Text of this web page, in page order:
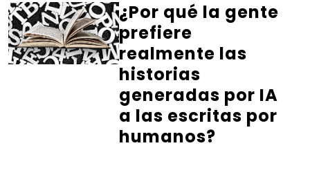
¿Por qué la gente
prefiere
realmente las
historias
generadas por IA
a las escritas por
humanos?